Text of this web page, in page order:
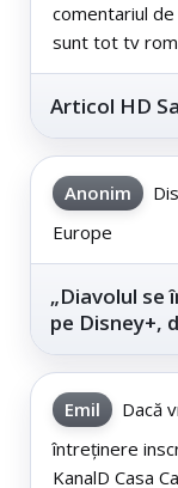
comentariul
sunt tot tv
Articol HD
Anonim
Europe
„Diavolul se
pe Disney+,
Emil
Dacă
întreținere
KanalD Casa